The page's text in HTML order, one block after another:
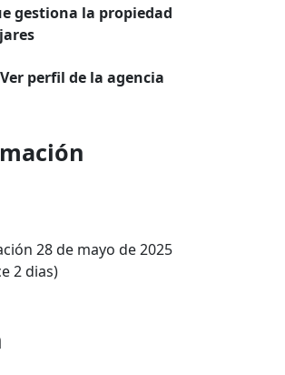
gestiona la propiedad
Ver perfil de la agencia
28 de mayo de 2025
2 dias)